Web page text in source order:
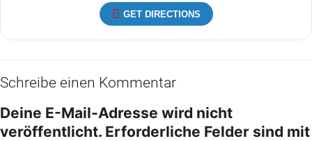
GET DIRECTIONS
Schreibe einen Kommentar
Deine E-Mail-Adresse wird nicht
veröffentlicht. Erforderliche Felder sind mit